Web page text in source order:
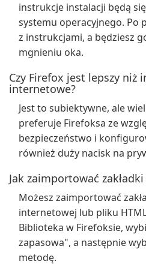
instrukcje instalacji będą
systemu operacyjnego. Po
z instrukcjami, a będziesz
mgnieniu oka.
Czy Firefox jest lepszy niż
internetowe?
Jest to subiektywne, ale
preferuje Firefoksa ze
bezpieczeństwo i
również duży nacisk na
Jak zaimportować
Możesz zaimportować
internetowej lub pliku
Biblioteka w Firefoksie,
zapasowa", a następnie
metodę.